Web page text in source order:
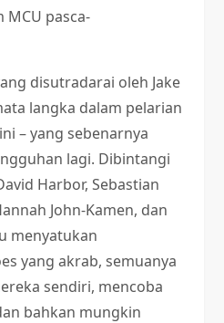
MCU pasca-
disutradarai oleh Jake
langka dalam pelarian
– yang sebenarnya
lagi. Dibintangi
Harbor, Sebastian
John-Kamen, dan
menyatukan
yang akrab, semuanya
sendiri, mencoba
bahkan mungkin